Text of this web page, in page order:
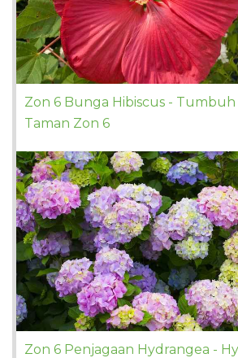
Zon 6 Bunga Hibiscus - Tumbuh
Taman Zon 6
Zon 6 Penjagaan Hydrangea -